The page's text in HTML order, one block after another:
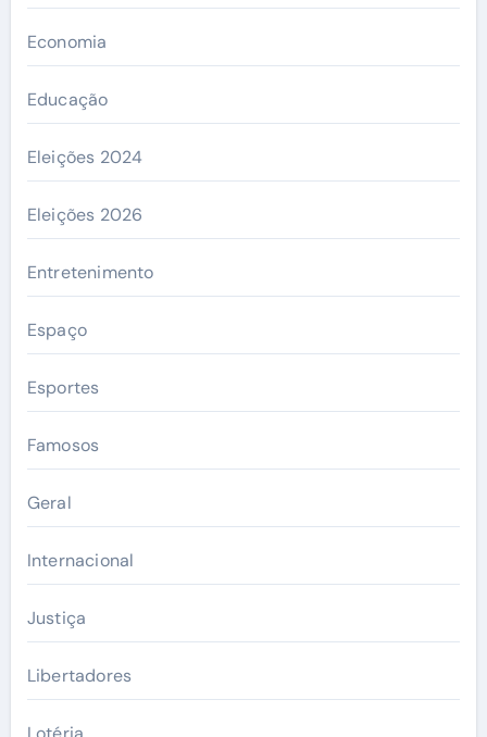
Economia
Educação
Eleições 2024
Eleições 2026
Entretenimento
Espaço
Esportes
Famosos
Geral
Internacional
Justiça
Libertadores